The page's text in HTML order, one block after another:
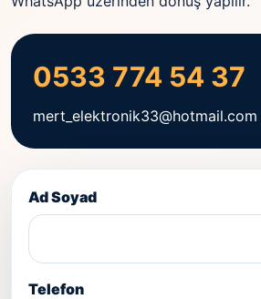
0533 774 54 37
mert_elektronik33@hotmail.com
Ad Soyad
Telefon